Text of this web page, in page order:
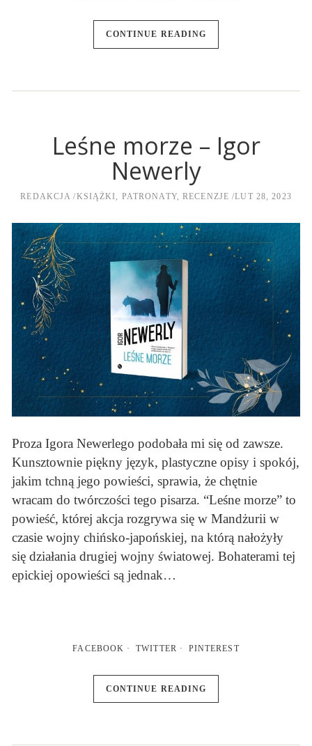
CONTINUE READING
Leśne morze – Igor
Newerly
REDAKCJA KSIĄŻKI, PATRONATY, RECENZJE LUT 28, 2023
Proza Igora Newerlego podobała mi się od zawsze.
Kunsztownie piękny język, plastyczne opisy i spokój,
jakim tchną jego powieści, sprawia, że chętnie
wracam do twórczości tego pisarza. “Leśne morze” to
powieść, której akcja rozgrywa się w Mandżurii w
czasie wojny chińsko-japońskiej, na którą nałożyły
się działania drugiej wojny światowej. Bohaterami tej
epickiej opowieści są jednak…
FACEBOOK TWITTER PINTEREST
CONTINUE READING